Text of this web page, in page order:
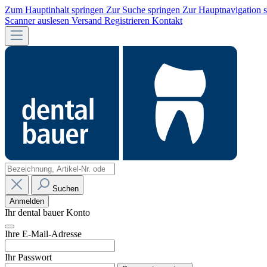
Zum Hauptinhalt springen Zur Suche springen Zur Hauptnavigation
Scanner auslesen Versand Registrieren Kontakt
Suchen
Anmelden
Ihr dental bauer Konto
Ihre E-Mail-Adresse
Ihr Passwort